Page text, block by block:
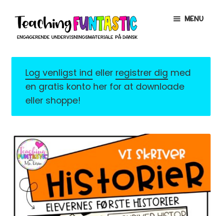
Spring
navigation
Spring
indhold
MENU
EXPAND
CHILD
MENU
MIN KONTO
GRATISMATERIALE
CHILD
MENU
LICENSER
EXPAND
CHILD
MENU
FONTE
Log venligst ind eller registrer dig med
en gratis konto her for at downloade
eller shoppe!